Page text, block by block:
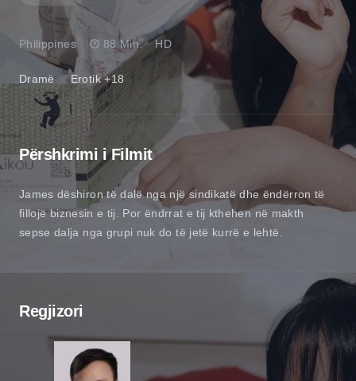
Dramë Erotik +18
Philippines 88 Min. HD
Përshkrimi i Filmit
James dëshiron të dalë nga një sindikatë dhe ëndërron të
fillojë biznesin e tij. Por ëndrrat e tij kthehen në makth
sepse dalja nga grupi nuk do të jetë kurrë e lehtë.
Regjizori